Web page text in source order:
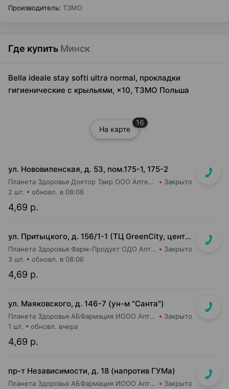
Производитель: ТЗМО
Где купить Минск
Bella ideale stay softi ultra normal, прокладки
гигиенические с крыльями, ×10, ТЗМО Польша
На карте
16
ул. Нововиленская, д. 53, пом.175-1, 175-2
Планета Здоровья Доктор Таир ООО Аптека №5 Закрыто
4,69 р.
2 шт. обновл. в 08:06
ул. Притыцкого, д. 156/1-1 (ТЦ GreenCity, центральный вход со стороны метро)
Планета Здоровья Фарм-Продукт ОДО Аптека №23 Закрыто
4,69 р.
3 шт. обновл. в 08:06
ул. Маяковского, д. 146-7 (ун-м "Санта")
Планета Здоровья АБФармация ИООО Аптека №2 Закрыто
4,69 р.
1 шт. обновл. вчера
пр-т Независимости, д. 18 (напротив ГУМа)
Планета Здоровья АБФармация ИООО Аптека №1 Закрыто